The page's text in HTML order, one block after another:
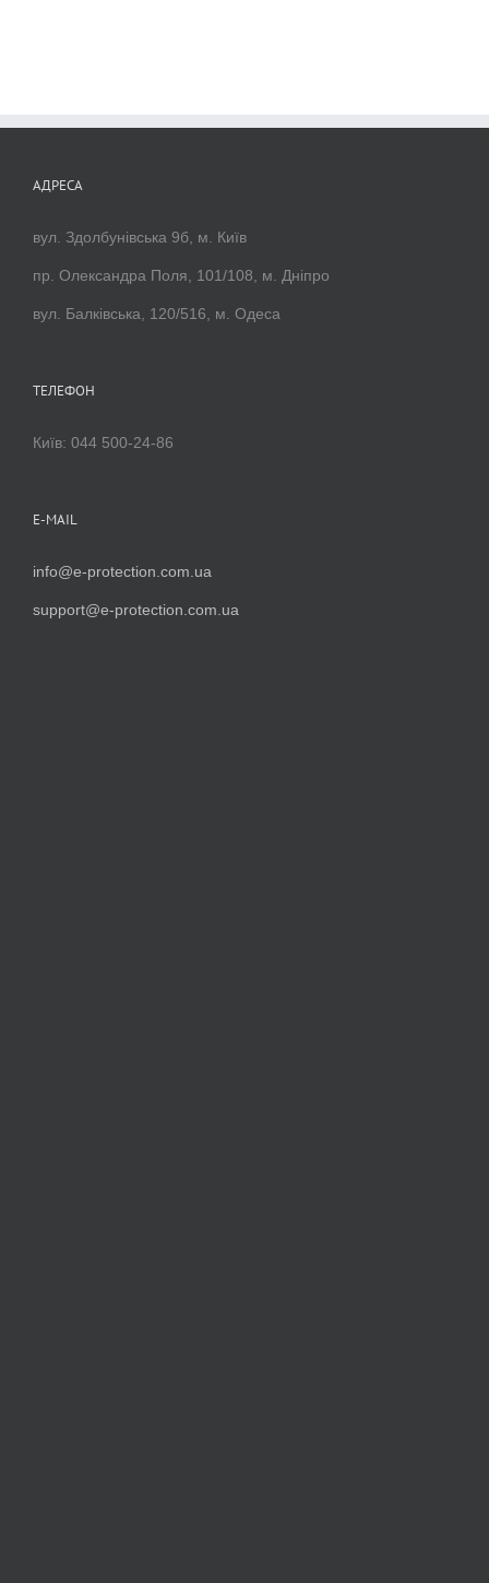
АДРЕСА
вул. Здолбунівська 9б, м. Київ
пр. Олександра Поля, 101/108, м. Дніпро
вул. Балківська, 120/516, м. Одеса
ТЕЛЕФОН
Київ: 044 500-24-86
E-MAIL
info@e-protection.com.ua
support@e-protection.com.ua